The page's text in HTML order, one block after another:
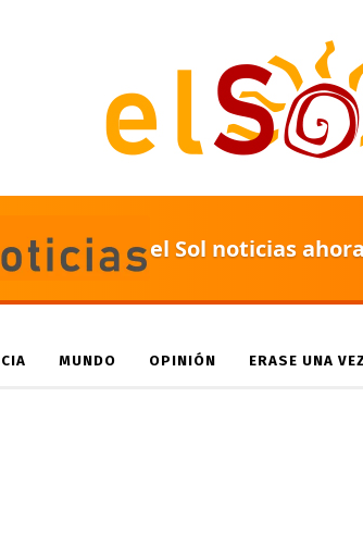
el Sol noticias
MUNDO OPINIÓN ERASE UNA